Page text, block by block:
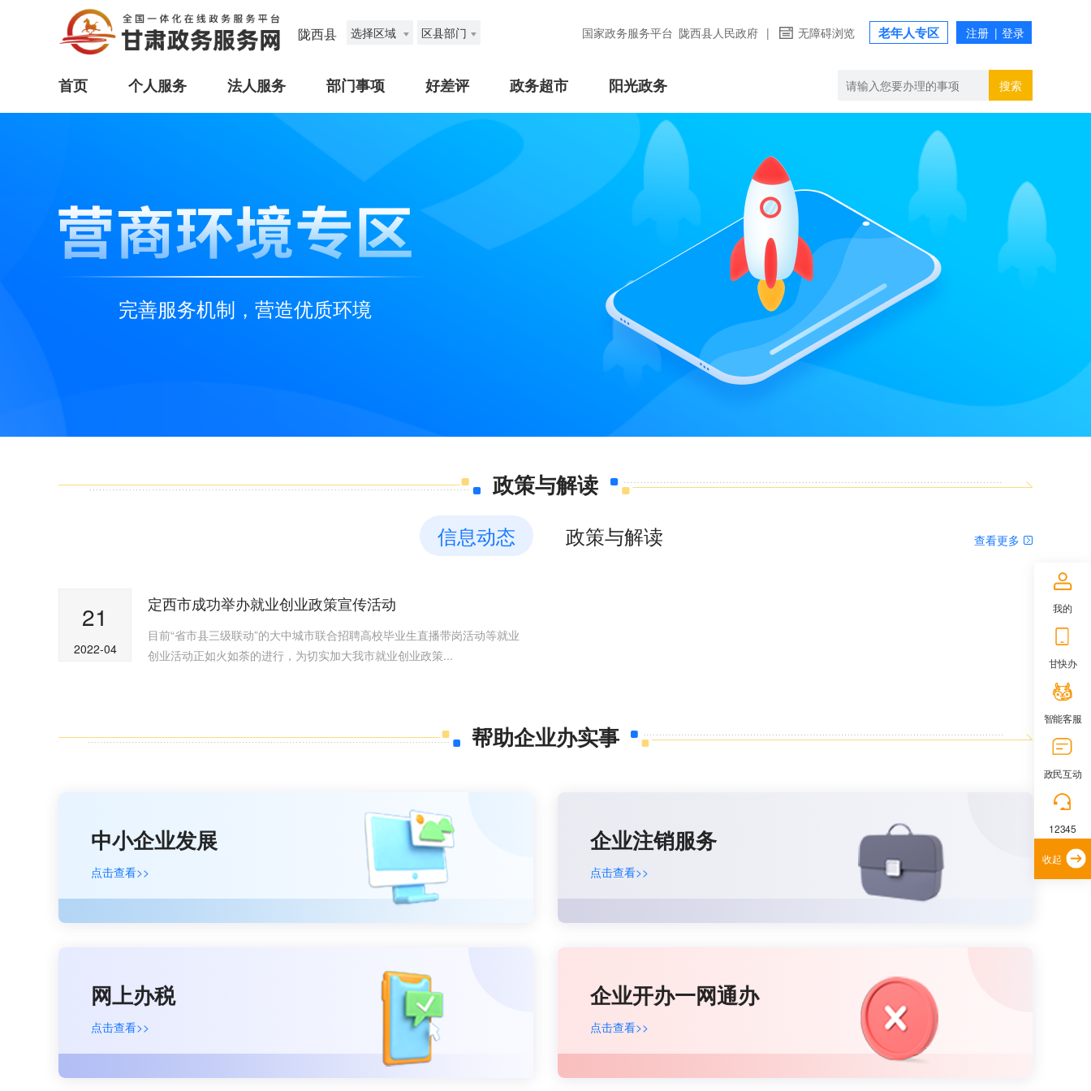
陇西县 选择区域 区县部门 国家政务服务平台 陇西县人民政府 | 无障碍浏览 老年人专区
首页 个人服务 法人服务 部门事项 好差评 政务超市 阳光政务 搜索
完善服务机制，营造优质环境
政策与解读
信息动态 政策与解读 查看更多
21
2022-04
定西市成功举办就业创业政策宣传活动
目前“省市县三级联动”的大中城市联合招聘高校毕业生直播带岗活动等就业
创业活动正如火如荼的进行，为切实加大我市就业创业政策...
帮助企业办实事
中小企业发展
点击查看>>
企业注销服务
点击查看>>
网上办税
点击查看>>
企业开办一网通办
点击查看>>
我的
甘快办
智能客服
政民互动
12345
收起